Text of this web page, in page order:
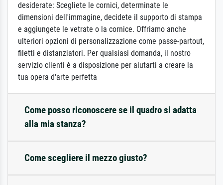
desiderate: Scegliete le cornici, determinate le
dimensioni dell'immagine, decidete il supporto di stampa
e aggiungete le vetrate o la cornice. Offriamo anche
ulteriori opzioni di personalizzazione come passe-partout,
filetti e distanziatori. Per qualsiasi domanda, il nostro
servizio clienti è a disposizione per aiutarti a creare la
tua opera d'arte perfetta
Come posso riconoscere se il quadro si adatta
alla mia stanza?
Come scegliere il mezzo giusto?